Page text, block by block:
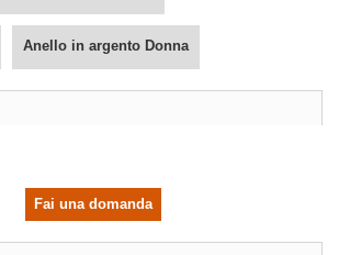
Anello in argento Donna
Fai una domanda